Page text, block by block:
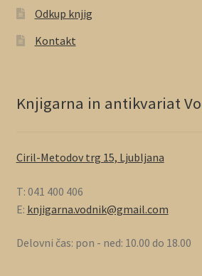
Odkup knjig
Kontakt
Knjigarna in antikvariat
Ciril-Metodov trg 15, Ljubljana
T: 041 400 406
E: knjigarna.vodnik@gmail.com
Delovni čas: pon - ned: 10.00 do 18.00